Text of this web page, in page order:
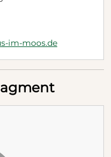
im-moos.de